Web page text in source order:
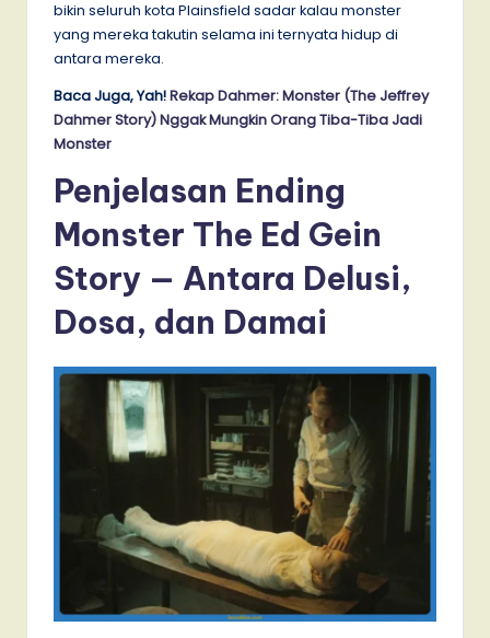
bikin seluruh kota Plainsfield sadar kalau monster
yang mereka takutin selama ini ternyata hidup di
antara mereka.
Baca Juga, Yah!Rekap Dahmer: Monster (The Jeffrey
Dahmer Story) Nggak Mungkin Orang Tiba-Tiba Jadi
Monster
Penjelasan Ending
Monster The Ed Gein
Story — Antara Delusi,
Dosa, dan Damai